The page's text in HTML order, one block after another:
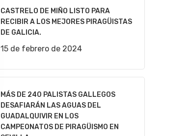
CASTRELO DE MIÑO LISTO PARA
RECIBIR A LOS MEJORES PIRAGÜISTAS
DE GALICIA.
15 de febrero de 2024
MÁS DE 240 PALISTAS GALLEGOS
DESAFIARÁN LAS AGUAS DEL
GUADALQUIVIR EN LOS
CAMPEONATOS DE PIRAGÜISMO EN